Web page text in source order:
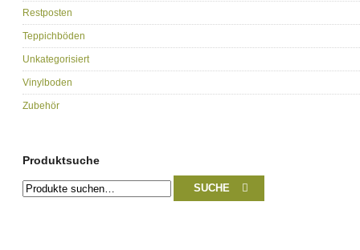
Restposten
Teppichböden
Unkategorisiert
Vinylboden
Zubehör
Produktsuche
Suche
nach:
SUCHE